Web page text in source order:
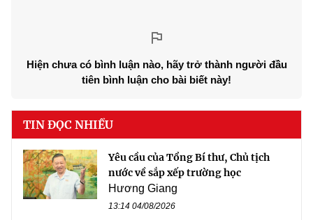
Hiện chưa có bình luận nào, hãy trở thành người đầu
tiên bình luận cho bài biết này!
TIN ĐỌC NHIỀU
Yêu cầu của Tổng Bí thư, Chủ tịch
nước về sắp xếp trường học
Hương Giang
13:14 04/08/2026